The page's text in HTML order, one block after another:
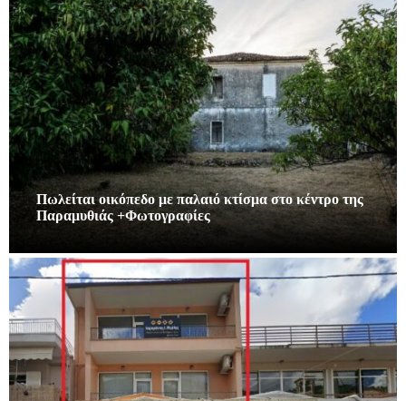
Πωλείται οικόπεδο με παλαιό κτίσμα στο κέντρο της
Παραμυθιάς +Φωτογραφίες